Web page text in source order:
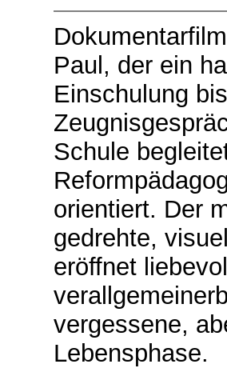
Paul, der ein
Einschulung
Schule
orientiert. Der
gedrehte,
eröffnet
vergessene,
Lebensphase.